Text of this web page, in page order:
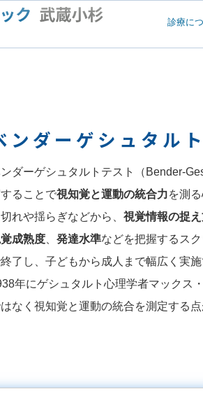
診療に
ンダーゲシュタル
ダーゲシュタルトテスト（Bender-
ることで視知覚と運動の統合力を測
れや揺らぎなどから、 視覚情報の捉
成熟度
発達水準などを把握するス
了し、子どもから成人まで幅広く実
年にゲシュタルト心理学者マックス
なく視知覚と運動の統合を測定する点